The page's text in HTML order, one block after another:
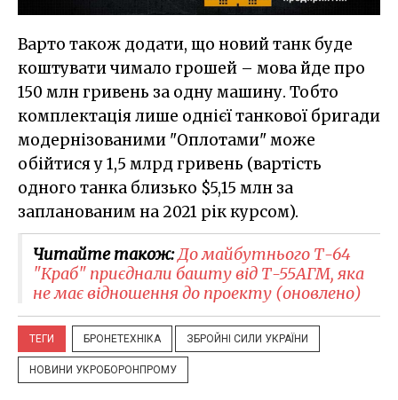
Варто також додати, що новий танк буде
коштувати чимало грошей – мова йде про
150 млн гривень за одну машину. Тобто
комплектація лише однієї танкової бригади
модернізованими "Оплотами" може
обійтися у 1,5 млрд гривень (вартість
одного танка близько $5,15 млн за
запланованим на 2021 рік курсом).
Читайте також:До майбутнього ​Т-64
"Краб" приєднали башту від Т-55АГМ, яка
не має відношення до проекту (оновлено)
ТЕГИ БРОНЕТЕХНІКА ЗБРОЙНІ СИЛИ УКРАЇНИ
НОВИНИ УКРОБОРОНПРОМУ